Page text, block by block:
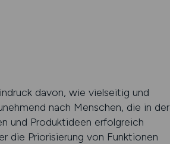
davon, wie vielseitig und
nach Menschen, die in der
und Produktideen erfolgreich
die Priorisierung von Funktionen